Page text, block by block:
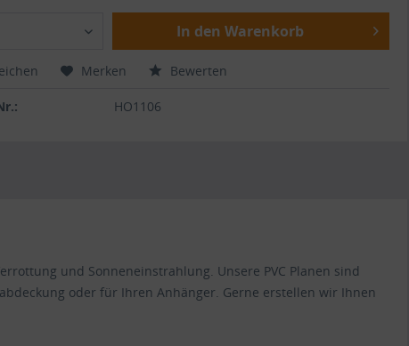
In den Warenkorb
Merken Bewerten
HO1106
und Sonneneinstrahlung. Unsere PVC Planen sind
oder für Ihren Anhänger. Gerne erstellen wir Ihnen